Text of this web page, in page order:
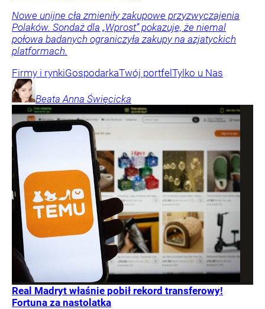
Nowe unijne cła zmieniły zakupowe przyzwyczajenia
Polaków. Sondaż dla „Wprost” pokazuje, że niemal
połowa badanych ograniczyła zakupy na azjatyckich
platformach.
Firmy i rynkiGospodarkaTwój portfelTylko u Nas
Beata Anna Święcicka
Real Madryt właśnie pobił rekord transferowy!
Fortuna za nastolatka